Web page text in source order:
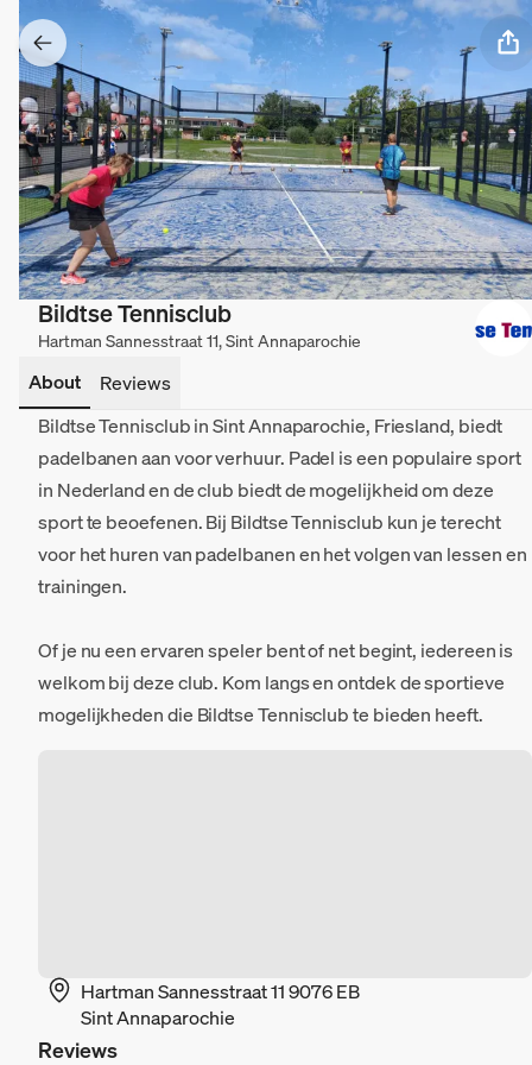
Bildtse Tennisclub
Hartman Sannesstraat 11, Sint Annaparochie
About
Reviews
Bildtse Tennisclub in Sint Annaparochie, Friesland, biedt
padelbanen aan voor verhuur. Padel is een populaire sport
in Nederland en de club biedt de mogelijkheid om deze
sport te beoefenen. Bij Bildtse Tennisclub kun je terecht
voor het huren van padelbanen en het volgen van lessen en
trainingen.
Of je nu een ervaren speler bent of net begint, iedereen is
welkom bij deze club. Kom langs en ontdek de sportieve
mogelijkheden die Bildtse Tennisclub te bieden heeft.
Hartman Sannesstraat 11 9076 EB
Sint Annaparochie
Reviews